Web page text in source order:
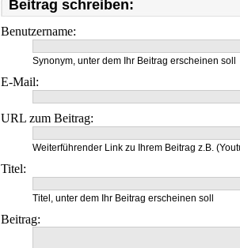
Beitrag schreiben:
Benutzername:
Synonym, unter dem Ihr Beitrag erscheinen soll
E-Mail:
URL zum Beitrag:
Weiterführender Link zu Ihrem Beitrag z.B.
Titel:
Titel, unter dem Ihr Beitrag erscheinen soll
Beitrag: